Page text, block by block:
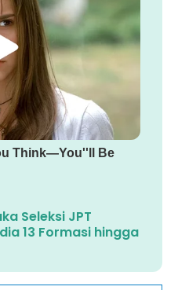
Seleksi JPT
13 Formasi hingga